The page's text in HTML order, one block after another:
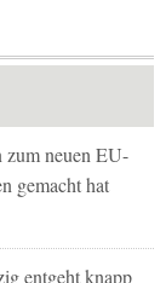
zum neuen EU-
gemacht hat
entgeht knapp